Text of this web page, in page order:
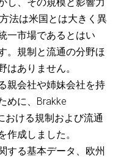
法は米国とは大きく異
一市場であるとはい
。規制と流通の分野ほ
はありません。
親会社や姉妹会社を持
めに、Brakke
おける規制および流通
作成しました。
する基本データ、欧州